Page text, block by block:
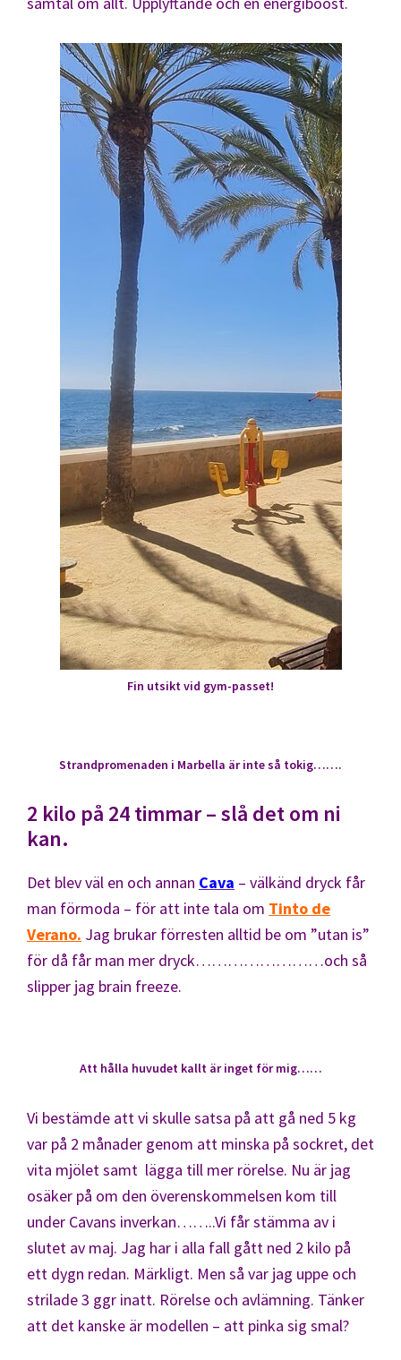
Fin utsikt vid gym-passet!
Strandpromenaden i Marbella är inte så tokig…….
2 kilo på 24 timmar – slå det om ni
kan.
Det blev väl en och annan Cava – välkänd dryck får
man förmoda – för att inte tala om Tinto de
Verano. Jag brukar förresten alltid be om ”utan is”
för då får man mer dryck……………………och så
slipper jag brain freeze.
Att hålla huvudet kallt är inget för mig……
Vi bestämde att vi skulle satsa på att gå ned 5 kg
var på 2 månader genom att minska på sockret, det
vita mjölet samt lägga till mer rörelse. Nu är jag
osäker på om den överenskommelsen kom till
under Cavans inverkan……..Vi får stämma av i
slutet av maj. Jag har i alla fall gått ned 2 kilo på
ett dygn redan. Märkligt. Men så var jag uppe och
strilade 3 ggr inatt. Rörelse och avlämning. Tänker
att det kanske är modellen – att pinka sig smal?